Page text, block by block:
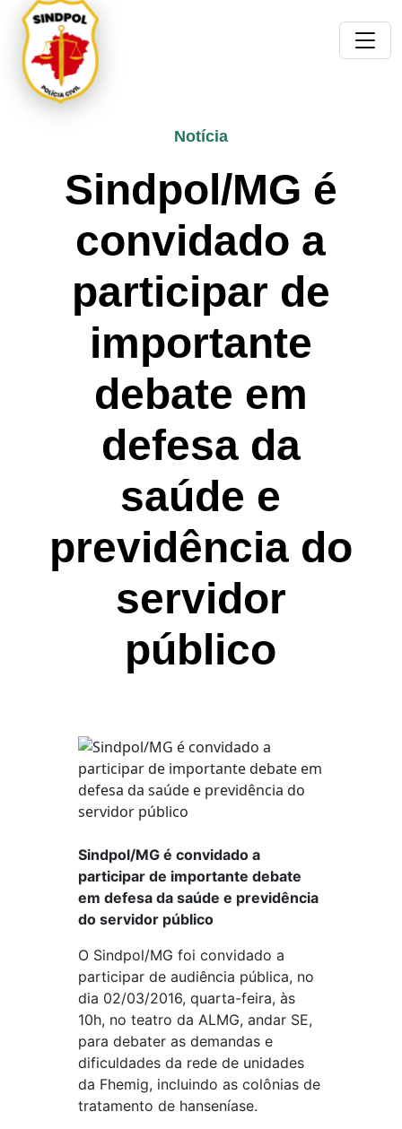
Notícia
Sindpol/MG é
convidado a
participar de
importante
debate em
defesa da
saúde e
previdência do
servidor
público
Sindpol/MG é convidado a
participar de importante debate
em defesa da saúde e previdência
do servidor público
O Sindpol/MG foi convidado a
participar de audiência pública, no
dia 02/03/2016, quarta-feira, às
10h, no teatro da ALMG, andar SE,
para debater as demandas e
dificuldades da rede de unidades
da Fhemig, incluindo as colônias de
tratamento de hanseníase.